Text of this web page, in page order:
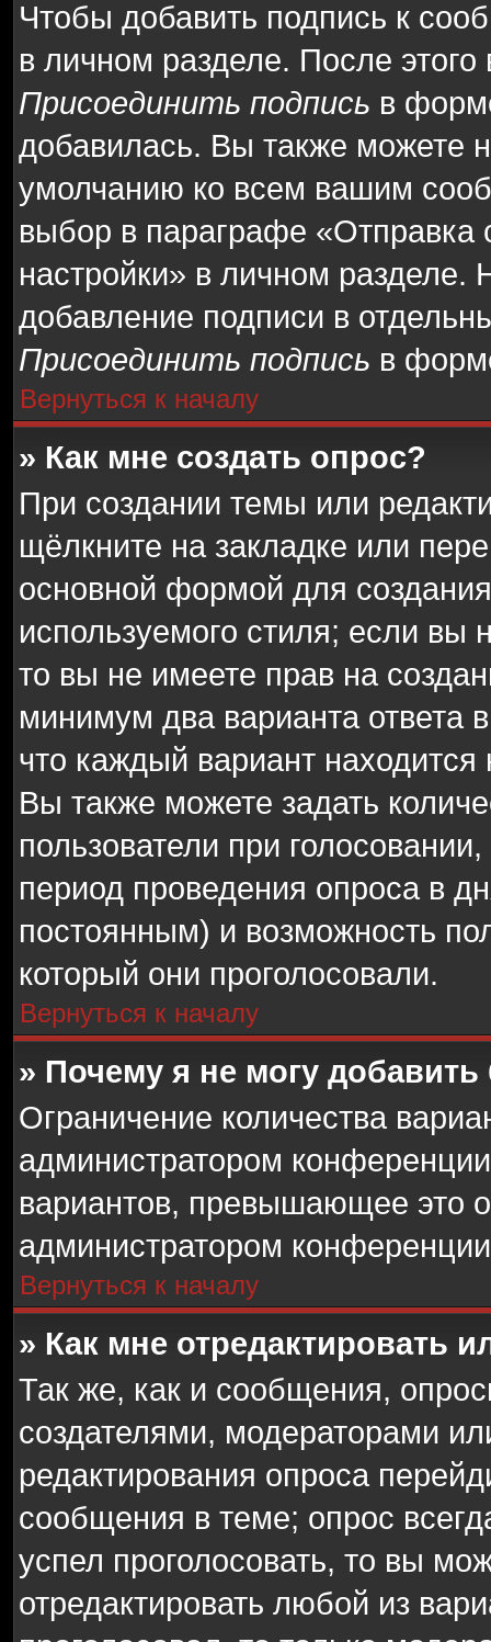
Чтобы добавить подпись к
в личном разделе. После
Присоединить подпись в
добавилась. Вы также можете
умолчанию ко всем вашим
выбор в параграфе
настройки» в личном разделе.
добавление подписи в
Присоединить подпись в
Вернуться к началу
» Как мне создать опрос?
При создании темы или
щёлкните на закладке или
основной формой для
используемого стиля; если вы
то вы не имеете прав на
минимум два варианта ответа
что каждый вариант находится
Вы также можете задать
пользователи при
период проведения опроса в
постоянным) и возможность
который они проголосовали.
Вернуться к началу
» Почему я не могу
Ограничение количества
администратором
вариантов, превышающее это
администратором
Вернуться к началу
» Как мне отредактировать
Так же, как и сообщения,
создателями, модераторами
редактирования опроса
сообщения в теме; опрос
успел проголосовать, то вы
отредактировать любой из